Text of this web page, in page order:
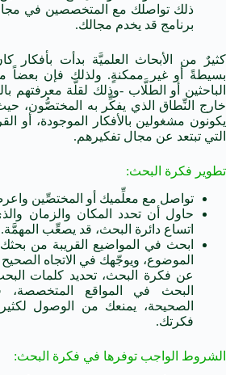
ذلك تواصلك مع المتخصصين في
برنامج قد يخدم مجالك.
كثيرٌ من الأبحاث العلميَّة بدأت بأفكار
بسيطةً أو غير ممكنةٍ. ولذلك فإن بعضاً
الباحثين أو الطلَّاب -وذلك لقلَّة معرفتهم
خارج النِّطاق الذي يفكِّر به المختصُّون،
يكونون مشغولين بالأفكار الموجودة، أو
التي تبتعد عن مجال تفكيرهم.
تطوير فكرة البحث:
تواصل مع معلِّميك أو المختصِّين
حاول أن تحدد المكان والزمان
اتساع دائرة البحث، قد يصعِّب المهمَّة.
ابحث في المواضيع القريبة من
الموضوع، ويوجّهك في الاتجاه
البحث في المواقع المتخصصة،
الصحيحة، يمنعك من الوصول
فكرتك.
الشروط الواجب توفرها في فكرة البحث: